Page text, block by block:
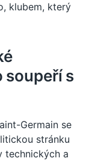
klubem, který
soupeří s
Germain se
stránku
technických a